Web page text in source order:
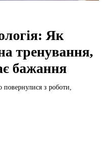
Як
тренування,
бажання
з роботи,